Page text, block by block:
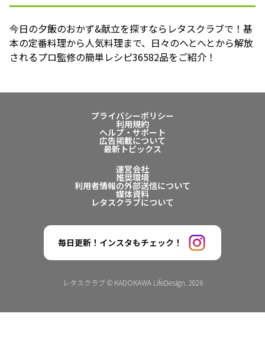
今日の夕飯のおかず&献立を探すならレタスクラブで！基
本の定番料理から人気料理まで、日々のへとへとから解放
されるプロ監修の簡単レシピ36582品をご紹介！
プライバシーポリシー
利用規約
ヘルプ・サポート
広告掲載について
最新トピックス
運営会社
推奨環境
利用者情報の外部送信について
媒体資料
レタスクラブについて
毎日更新！インスタもチェック！
レタスクラブ © KADOKAWA LifeDesign. 2026